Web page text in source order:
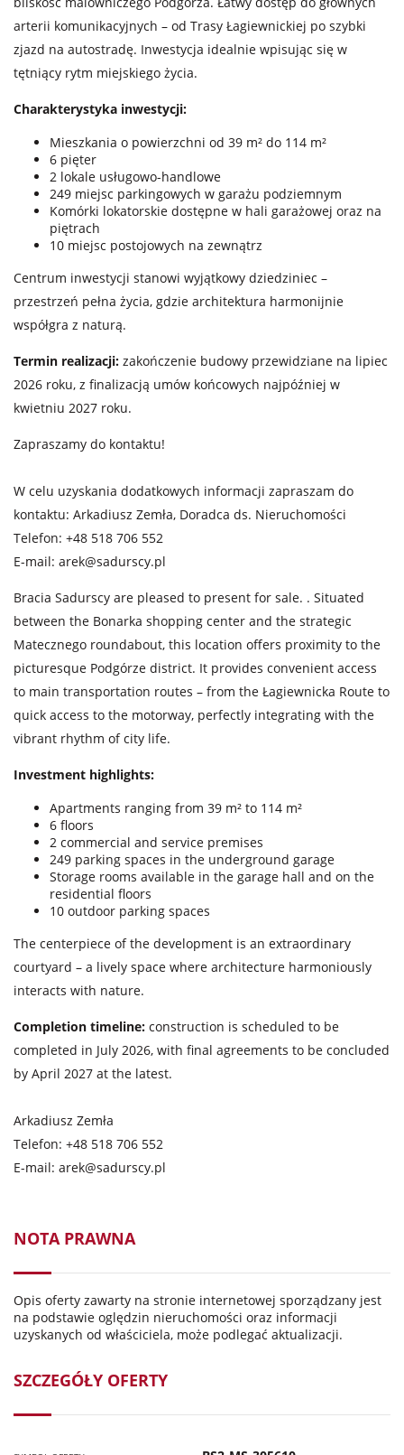
arterii komunikacyjnych – od Trasy Łagiewnickiej po szybki
zjazd na autostradę. Inwestycja idealnie wpisując się w
tętniący rytm miejskiego życia.
Charakterystyka inwestycji:
Mieszkania o powierzchni od 39 m² do 114 m²
6 pięter
2 lokale usługowo-handlowe
249 miejsc parkingowych w garażu podziemnym
Komórki lokatorskie dostępne w hali garażowej oraz na
piętrach
10 miejsc postojowych na zewnątrz
Centrum inwestycji stanowi wyjątkowy dziedziniec –
przestrzeń pełna życia, gdzie architektura harmonijnie
współgra z naturą.
Termin realizacji: zakończenie budowy przewidziane na lipiec
2026 roku, z finalizacją umów końcowych najpóźniej w
kwietniu 2027 roku.
Zapraszamy do kontaktu!
W celu uzyskania dodatkowych informacji zapraszam do
kontaktu: Arkadiusz Zemła, Doradca ds. Nieruchomości
Telefon: +48 518 706 552
E-mail: arek@sadurscy.pl
Bracia Sadurscy are pleased to present for sale. . Situated
between the Bonarka shopping center and the strategic
Matecznego roundabout, this location offers proximity to the
picturesque Podgórze district. It provides convenient access
to main transportation routes – from the Łagiewnicka Route to
quick access to the motorway, perfectly integrating with the
vibrant rhythm of city life.
Investment highlights:
Apartments ranging from 39 m² to 114 m²
6 floors
2 commercial and service premises
249 parking spaces in the underground garage
Storage rooms available in the garage hall and on the
residential floors
10 outdoor parking spaces
The centerpiece of the development is an extraordinary
courtyard – a lively space where architecture harmoniously
interacts with nature.
Completion timeline: construction is scheduled to be
completed in July 2026, with final agreements to be concluded
by April 2027 at the latest.
Arkadiusz Zemła
Telefon: +48 518 706 552
E-mail: arek@sadurscy.pl
NOTA PRAWNA
Opis oferty zawarty na stronie internetowej sporządzany jest
na podstawie oględzin nieruchomości oraz informacji
uzyskanych od właściciela, może podlegać aktualizacji.
SZCZEGÓŁY OFERTY